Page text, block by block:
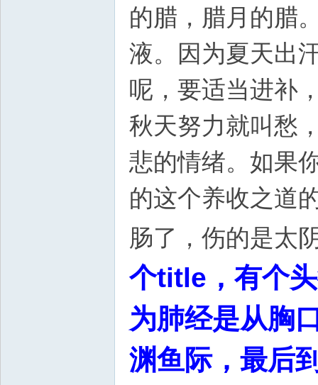
的腊，腊月的腊
液。因为夏天出
呢，要适当进补
秋天努力就叫愁
悲的情绪。如果
的这个养收之道
肠了，伤的是太
个title，有个
为肺经是从胸
渊鱼际，最后